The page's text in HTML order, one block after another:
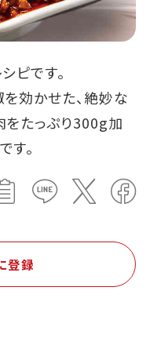
ピです。
効かせた、絶妙な
をたっぷり300g加
す。
登録